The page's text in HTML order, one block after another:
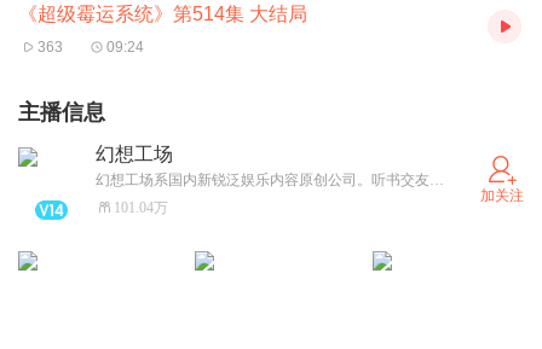
《超级霉运系统》第514集 大结局
363 09:24
主播信息
幻想工场
幻想工场系国内新锐泛娱乐内容原创公司。听书交友群：191910087
101.04万
加关注